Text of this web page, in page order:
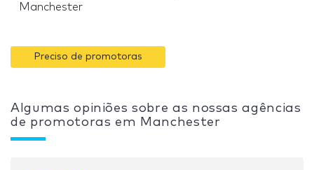
Manchester
Preciso de promotoras
Algumas opiniões sobre as nossas agências
de promotoras em Manchester